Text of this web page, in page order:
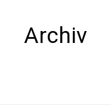
Archiv